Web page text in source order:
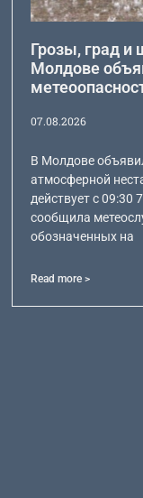
Грозы, град и
Молдове
07.08.2026
В Молдове
атмосферной
действует с 09:30
сообщила
обозначенных на
Read more >